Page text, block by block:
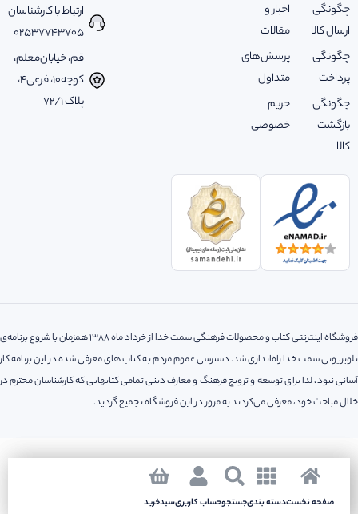
صفحه نخستدسته بندیجستجوحساب کاربریسبدخرید صفحه نخستدسته بندیجستجوحساب کاربریسبدخرید
چگونگی
ارسال کالا
چگونگی
پرداخت
چگونگی
بازگشت
کالا
اخبار و
مقالات
پرسش‌های
متداول
حریم
خصوصی
ارتباط با کارشناسان
02537743705
قم، خیابان‌معلم،
کوچه‌10، فرعی‌4،
پلاک ‌72/1
فروشگاه اینترنتی کتاب و محصولات فرهنگی سمت خدا از خرداد ماه 1388 همزمان با شروع برنامه‌ی
تلویزیونی سمت خدا راه‌اندازی شد. دسترسی عموم مردم به کتاب های معرفی شده در این برنامه کار
آسانی نبود، لذا‌ برای توسعه و ترویج فرهنگ و معارف دینی تمامی کتابهایی که کارشناسان محترم در
خلال مباحث خود، معرفی می‌کردند به مرور در این فروشگاه تجمیع گردید.
کلیه حقوق مادی و معنوی این سایت متعلق به فروشگاه اینترنتی سمت خدا می باشد.
طراحی سایتوسئوتوسطآژانس طراحی پرتو